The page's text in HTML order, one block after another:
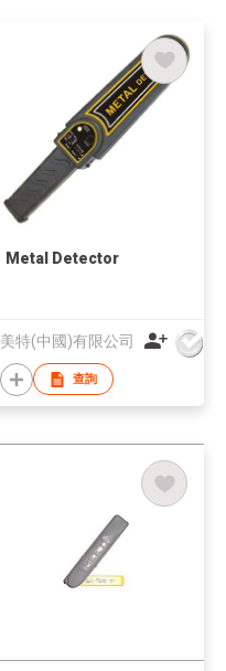
Metal Detector
美特(中國)有限公司
查詢